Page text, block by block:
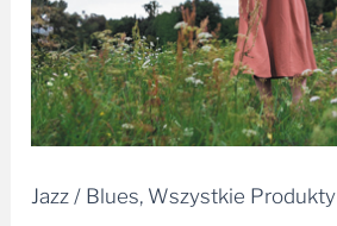
Jazz / Blues, Wszystkie Produkty